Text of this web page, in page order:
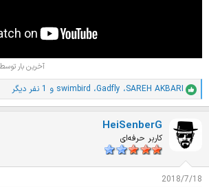
آخرین بار
ا
م
ت
ی
ت
SAREH AKBARI، Gadfly، swimbird و 1 نفر دیگر
HeiSenberG
کاربر حرفه‌ای
2018/7/18